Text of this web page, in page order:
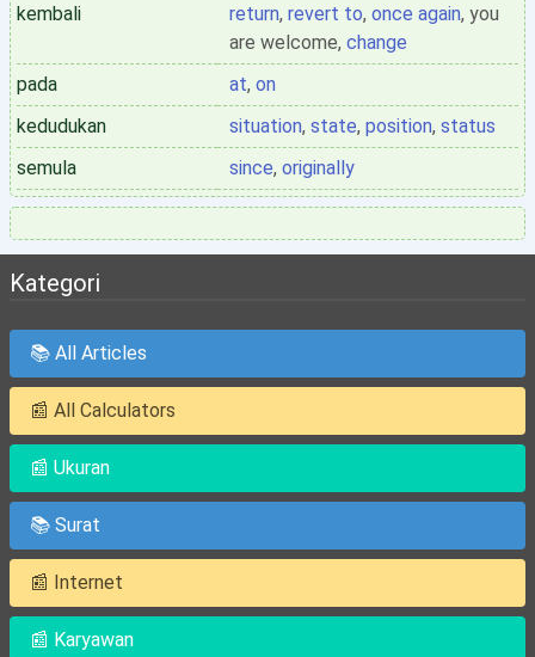
kembali return, revert to, once again, you
are welcome, change
pada
at, on
kedudukan
situation, state, position, status
semula
since, originally
Kategori
📚 All Articles
📰 All Calculators
📰 Ukuran
📚 Surat
📰 Internet
📰 Karyawan